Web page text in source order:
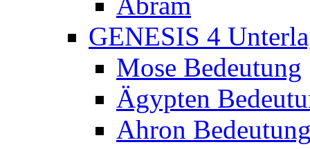
GENESIS 4
Mose Bedeutung
Ägypten
Ahron